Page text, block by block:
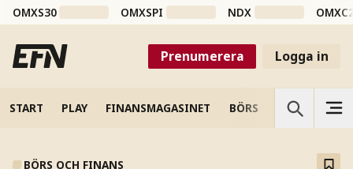
OMXS30 OMXSPI NDX
Prenumerera Logga in
START PLAY FINANSMAGASINET BÖRS VETENSKAP
BÖRS OCH FINANS